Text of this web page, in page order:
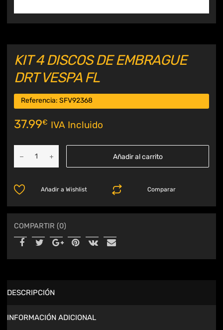
KIT 4 DISCOS DE EMBRAGUE
DRT VESPA FL
Referencia: SFV92368
37.99€ IVA Incluido
Añadir al carrito
Comparar
Añadir a Wishlist
COMPARTIR (0)
DESCRIPCIÓN
INFORMACIÓN ADICIONAL